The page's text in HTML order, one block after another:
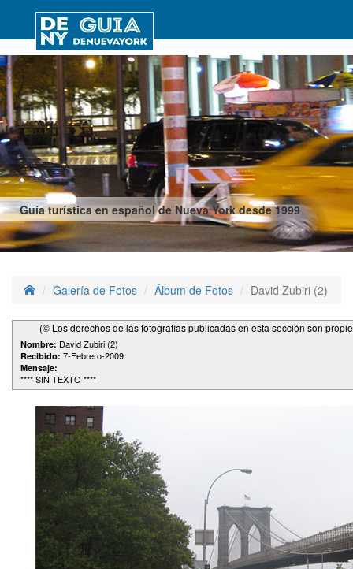
Guía turística en español de Nueva York desde 1999
Galería de Fotos Álbum de Fotos David Zubiri (2)
(© Los derechos de las fotografías publicadas en esta sección son
Nombre: David Zubiri (2)
Recibido: 7-Febrero-2009
Mensaje:
**** SIN TEXTO ****